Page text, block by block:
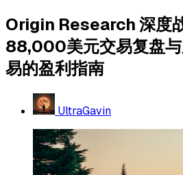
Origin Research 深度
88,000美元交易复盘
易的盈利指南
UltraGavin